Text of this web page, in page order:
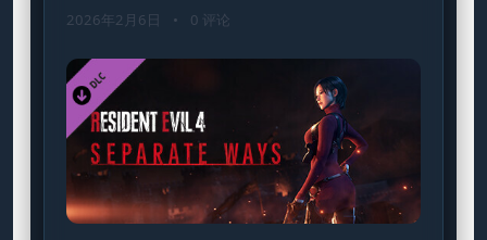
2026年2月6日 • 0 评论